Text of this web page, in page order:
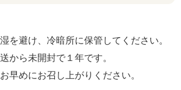
を避け、冷暗所に保管してください。
から未開封で１年です。
早めにお召し上がりください。